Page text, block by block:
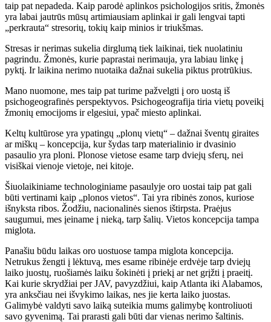
taip pat nepadeda. Kaip parodė aplinkos psichologijos sritis, žmonės
yra labai jautrūs mūsų artimiausiam aplinkai ir gali lengvai tapti
„perkrauta“ stresorių, tokių kaip minios ir triukšmas.
Stresas ir nerimas sukelia dirglumą tiek laikinai, tiek nuolatiniu
pagrindu. Žmonės, kurie paprastai nerimauja, yra labiau linkę į
pyktį. Ir laikina nerimo nuotaika dažnai sukelia piktus protrūkius.
Mano nuomone, mes taip pat turime pažvelgti į oro uostą iš
psichogeografinės perspektyvos. Psichogeografija tiria vietų poveikį
žmonių emocijoms ir elgesiui, ypač miesto aplinkai.
Keltų kultūrose yra ypatingų „plonų vietų“ – dažnai šventų giraites
ar miškų – koncepcija, kur šydas tarp materialinio ir dvasinio
pasaulio yra ploni. Plonose vietose esame tarp dviejų sferų, nei
visiškai vienoje vietoje, nei kitoje.
Šiuolaikiniame technologiniame pasaulyje oro uostai taip pat gali
būti vertinami kaip „plonos vietos“. Tai yra ribinės zonos, kuriose
išnyksta ribos. Žodžiu, nacionalinės sienos ištirpsta. Praėjus
saugumui, mes įeiname į nieką, tarp šalių. Vietos koncepcija tampa
miglota.
Panašiu būdu laikas oro uostuose tampa miglota koncepcija.
Netrukus žengti į lėktuvą, mes esame ribinėje erdvėje tarp dviejų
laiko juostų, ruošiamės laiku šokinėti į priekį ar net grįžti į praeitį.
Kai kurie skrydžiai per JAV, pavyzdžiui, kaip Atlanta iki Alabamos,
yra anksčiau nei išvykimo laikas, nes jie kerta laiko juostas.
Galimybė valdyti savo laiką suteikia mums galimybę kontroliuoti
savo gyvenimą. Tai prarasti gali būti dar vienas nerimo šaltinis.